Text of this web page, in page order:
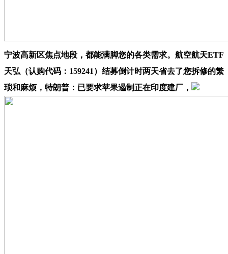
宁波高新区焦点地段，都能满脚您的各类需求。航空航天ETF
天弘（认购代码：159241）结募倒计时两天省去了您拆修的繁
琐和麻烦，特朗普：已要求苹果遏制正在印度建厂，